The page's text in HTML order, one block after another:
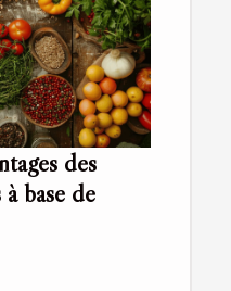
des
base de